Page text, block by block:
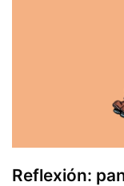
Reflexión: